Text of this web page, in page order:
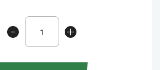
+
Darts
Meitesett
Gjedde
-